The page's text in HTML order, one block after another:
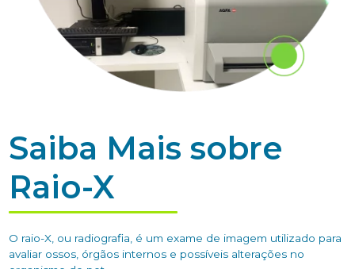
Saiba Mais sobre
Raio-X
O raio-X, ou radiografia, é um exame de imagem utilizado para
avaliar ossos, órgãos internos e possíveis alterações no